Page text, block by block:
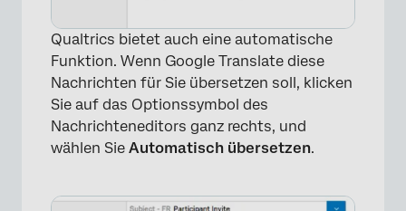
Qualtrics bietet auch eine automatische
Funktion. Wenn Google Translate diese
Nachrichten für Sie übersetzen soll, klicken
Sie auf das Optionssymbol des
Nachrichteneditors ganz rechts, und
wählen Sie Automatisch übersetzen.